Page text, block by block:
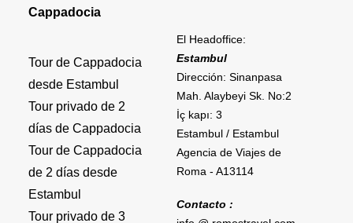
Cappadocia
Tour de Cappadocia
desde Estambul
Tour privado de 2
días de Cappadocia
Tour de Cappadocia
de 2 días desde
Estambul
Tour privado de 3
El Headoffice:
Estambul
Dirección: Sinanpasa
Mah. Alaybeyi Sk. No:2
İç kapı: 3
Estambul / Estambul
Agencia de Viajes de
Roma - A13114
Contacto :